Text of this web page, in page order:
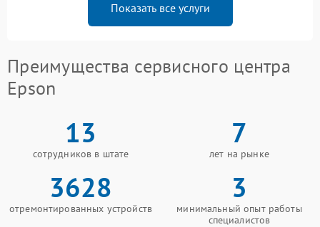
Показать все услуги
Преимущества сервисного центра
Epson
13
сотрудников в штате
7
лет на рынке
3628
отремонтированных устройств
3
минимальный опыт работы
специалистов